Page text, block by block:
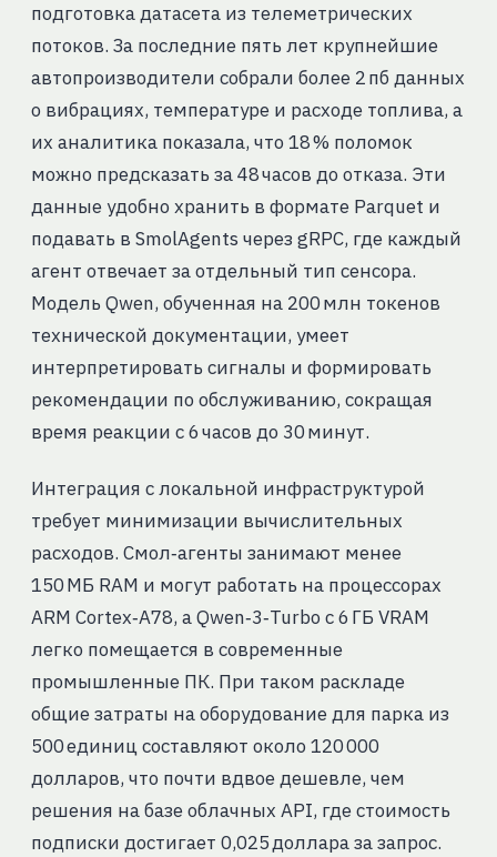
подготовка датасета из телеметрических
потоков. За последние пять лет крупнейшие
автопроизводители собрали более 2 пб данных
о вибрациях, температуре и расходе топлива, а
их аналитика показала, что 18 % поломок
можно предсказать за 48 часов до отказа. Эти
данные удобно хранить в формате Parquet и
подавать в SmolAgents через gRPC, где каждый
агент отвечает за отдельный тип сенсора.
Модель Qwen, обученная на 200 млн токенов
технической документации, умеет
интерпретировать сигналы и формировать
рекомендации по обслуживанию, сокращая
время реакции с 6 часов до 30 минут.
Интеграция с локальной инфраструктурой
требует минимизации вычислительных
расходов. Смол‑агенты занимают менее
150 МБ RAM и могут работать на процессорах
ARM Cortex‑A78, а Qwen‑3‑Turbo с 6 ГБ VRAM
легко помещается в современные
промышленные ПК. При таком раскладе
общие затраты на оборудование для парка из
500 единиц составляют около 120 000
долларов, что почти вдвое дешевле, чем
решения на базе облачных API, где стоимость
подписки достигает 0,025 доллара за запрос.